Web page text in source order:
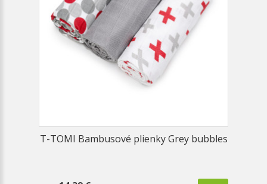
T-TOMI Bambusové plienky Grey bubbles